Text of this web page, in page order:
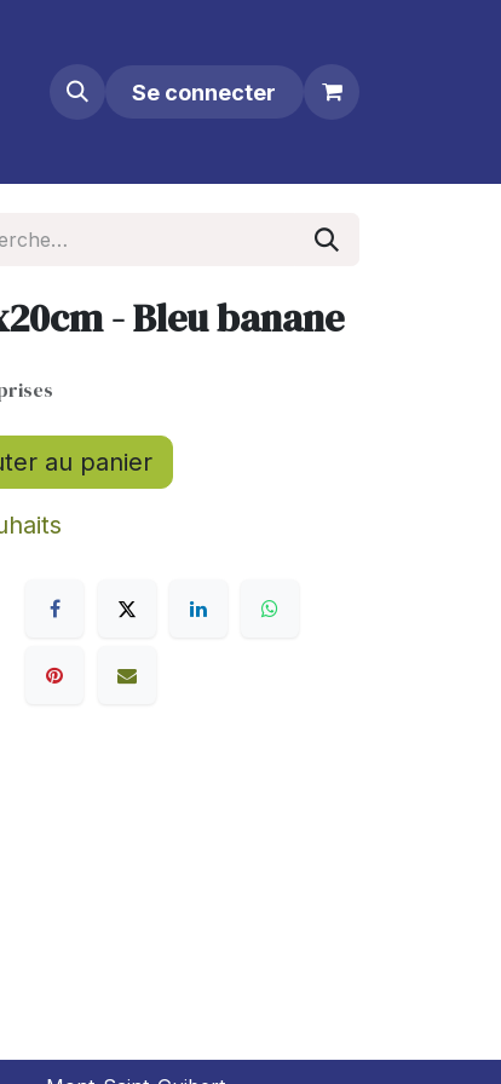
Se connecter
- Bleu banane
au panier